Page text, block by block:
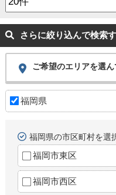
さらに絞り込んで検索
ご希望のエリアを選
福岡県
福岡県の市区町村を選
福岡市東区
福岡市西区